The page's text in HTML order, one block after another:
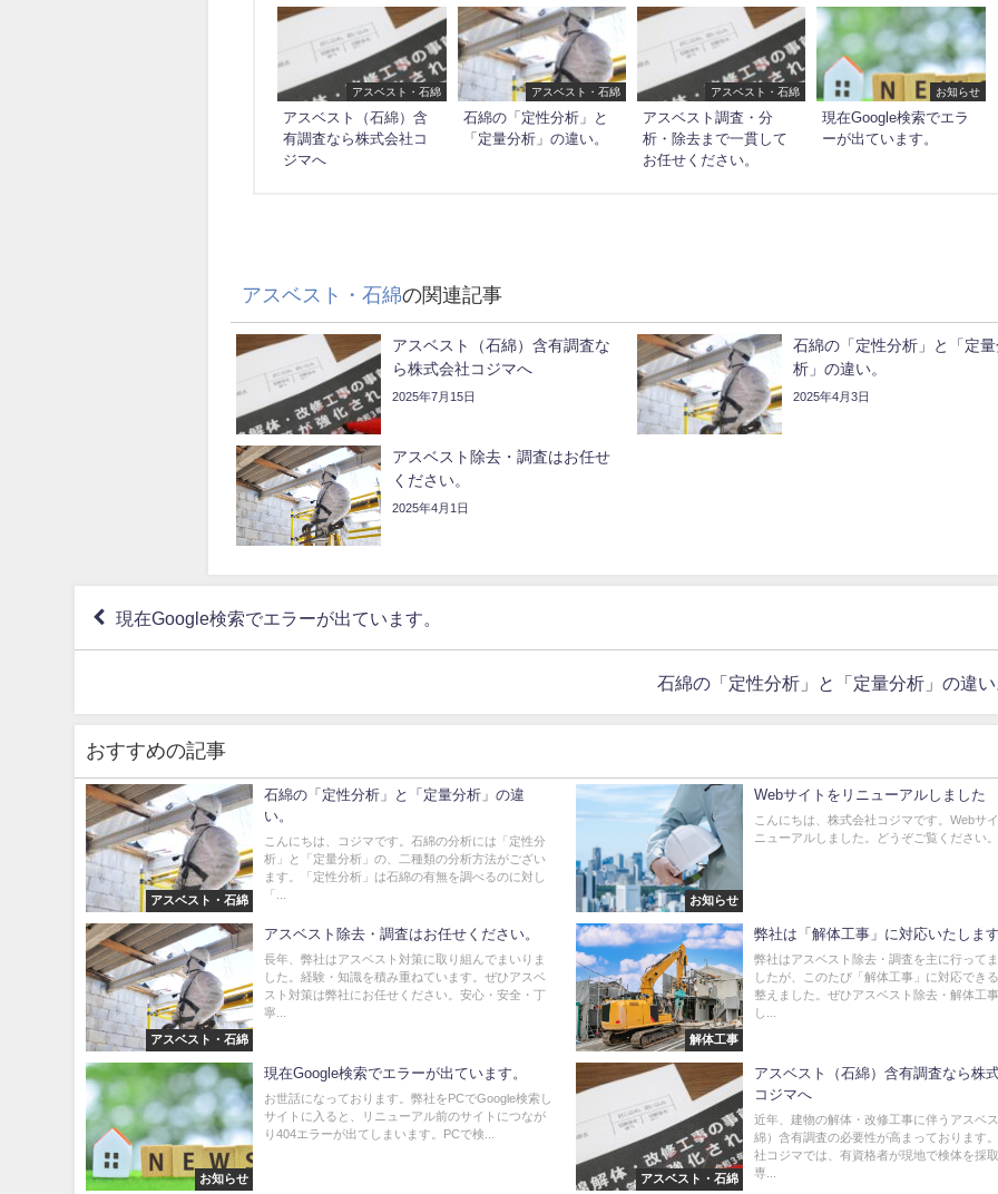
アスベスト・石綿
アスベスト（石綿）含
有調査なら株式会社コ
ジマへ
アスベスト・石綿
石綿の「定性分析」と
「定量分析」の違い。
アスベスト・石綿
アスベスト調査・分
析・除去まで一貫して
お任せください。
お知らせ
現在Google検索でエラ
ーが出ています。
アスベスト・石綿の関連記事
アスベスト（石綿）含有調査な
ら株式会社コジマへ
2025年7月15日
石綿の「定性分析」と「定
析」の違い。
2025年4月3日
アスベスト除去・調査はお任せ
ください。
2025年4月1日
現在Google検索でエラーが出ています。
石綿の「定性分析」と「定量分析」の違
おすすめの記事
アスベスト・石綿
石綿の「定性分析」と「定量分析」の違
い。
こんにちは、コジマです。石綿の分析には「定性分
析」と「定量分析」の、二種類の分析方法がござい
ます。「定性分析」は石綿の有無を調べるのに対し
「...
お知らせ
Webサイトをリニューアルしました
こんにちは、株式会社コジマです。Webサ
ニューアルしました。どうぞご覧ください
アスベスト・石綿
アスベスト除去・調査はお任せください。
長年、弊社はアスベスト対策に取り組んでまいりま
した。経験・知識を積み重ねています。ぜひアスベ
スト対策は弊社にお任せください。安心・安全・丁
寧...
解体工事
弊社は「解体工事」に対応いたしま
弊社はアスベスト除去・調査を主に行って
したが、このたび「解体工事」に対応でき
整えました。ぜひアスベスト除去・解体工
し...
お知らせ
現在Google検索でエラーが出ています。
お世話になっております。弊社をPCでGoogle検索し
サイトに入ると、リニューアル前のサイトにつなが
り404エラーが出てしまいます。PCで検...
アスベスト・石綿
アスベスト（石綿）含有調査なら株
コジマへ
近年、建物の解体・改修工事に伴うアスベ
綿）含有調査の必要性が高まっております
社コジマでは、有資格者が現地で検体を採
専...